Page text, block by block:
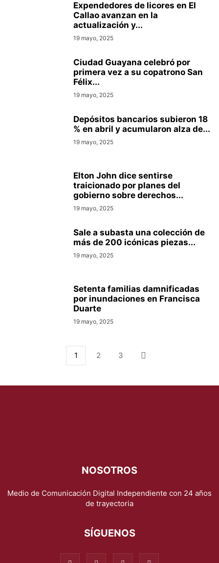
Expendedores de licores en El
Callao avanzan en la
actualización y...
19 mayo, 2025
Ciudad Guayana celebró por
primera vez a su copatrono San
Félix...
19 mayo, 2025
Depósitos bancarios subieron 18
% en abril y acumularon alza de...
19 mayo, 2025
Elton John dice sentirse
traicionado por planes del
gobierno sobre derechos...
19 mayo, 2025
Sale a subasta una colección de
más de 200 icónicas piezas...
19 mayo, 2025
Setenta familias damnificadas
por inundaciones en Francisca
Duarte
19 mayo, 2025
1 2 3
NOSOTROS
Medio de Comunicación Digital Independiente con 24 años
de trayectoria
SÍGUENOS